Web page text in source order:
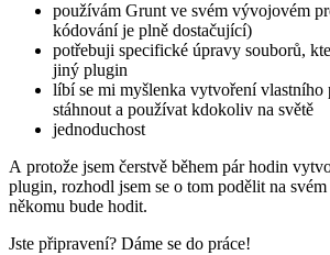
používám Grunt ve svém vývojovém
kódování je plně dostačující)
potřebuji specifické úpravy souborů,
jiný plugin
líbí se mi myšlenka vytvoření vlastního
stáhnout a používat kdokoliv na světě
jednoduchost
A protože jsem čerstvě během pár hodin
plugin, rozhodl jsem se o tom podělit na
někomu bude hodit.
Jste připravení? Dáme se do práce!